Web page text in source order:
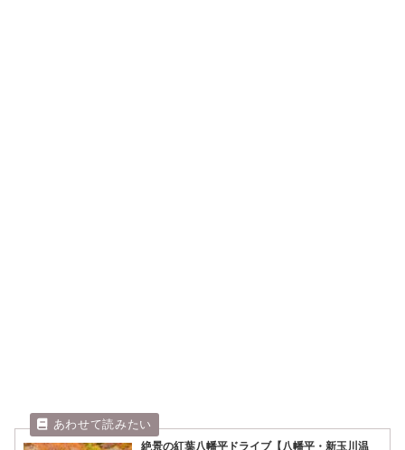
絶景の紅葉八幡平ドライブ【八幡平・新玉川温